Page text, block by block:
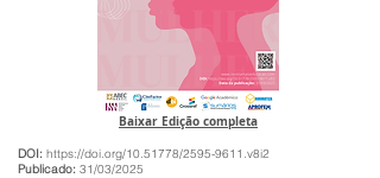
Baixar Edição completa
DOI: https://doi.org/10.51778/2595-9611.v8i2
Publicado: 31/03/2025